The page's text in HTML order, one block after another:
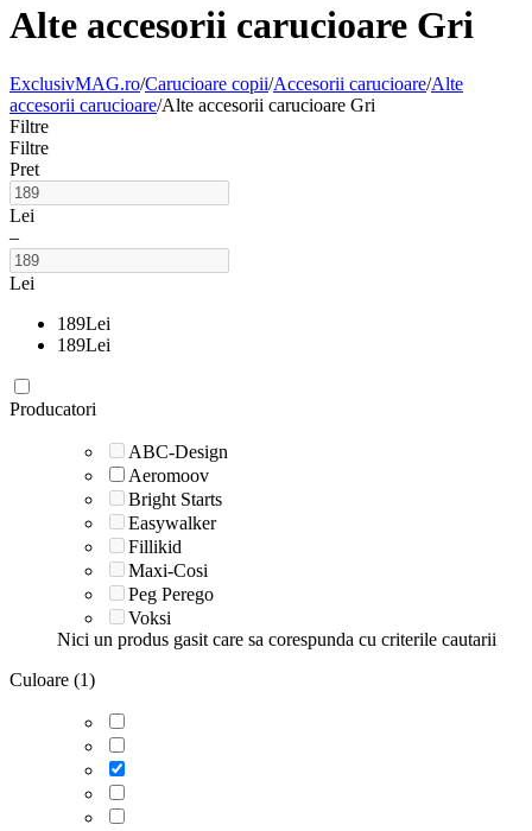
Alte accesorii carucioare Gri
ExclusivMAG.ro/Carucioare copii/Accesorii carucioare/Alte
accesorii carucioare/Alte accesorii carucioare Gri
Filtre
Filtre
Pret
Lei
–
Lei
189Lei
189Lei
Producatori
ABC-Design
Aeromoov
Bright Starts
Easywalker
Fillikid
Maxi-Cosi
Peg Perego
Voksi
Nici un produs gasit care sa corespunda cu criterile cautarii
Culoare (1)